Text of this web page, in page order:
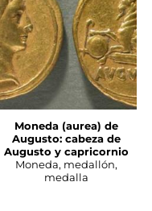
Moneda (aurea) de
Augusto: cabeza de
Augusto y capricornio
Moneda, medallón,
medalla